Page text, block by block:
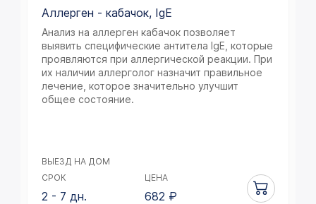
Аллерген - кабачок, IgE
Анализ на аллерген кабачок позволяет
выявить специфические антитела IgE, которые
проявляются при аллергической реакции. При
их наличии аллерголог назначит правильное
лечение, которое значительно улучшит
общее состояние.
ВЫЕЗД НА ДОМ
СРОК
2 - 7 дн.
ЦЕНА
682 ₽